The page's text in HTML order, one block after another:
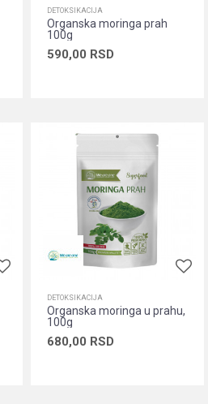
DETOKSIKACIJA
Organska moringa prah
100g
590,00 RSD
DETOKSIKACIJA
Organska moringa u prahu,
100g
680,00 RSD